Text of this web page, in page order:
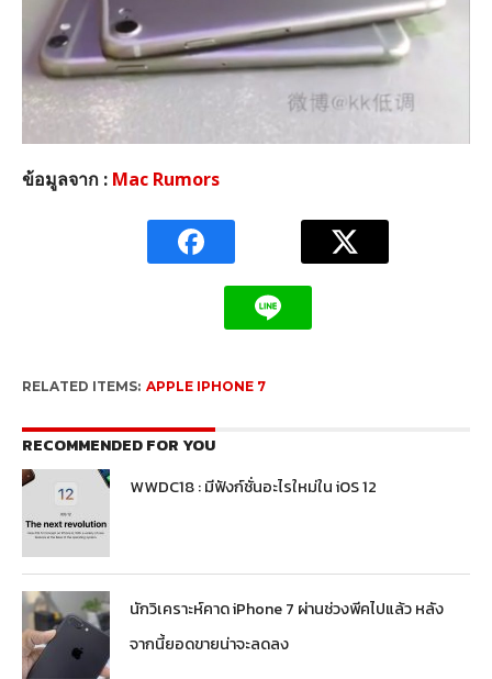
ข้อมูลจาก : Mac Rumors
RELATED ITEMS: APPLE IPHONE 7
RECOMMENDED FOR YOU
WWDC18 : มีฟังก์ชั่นอะไรใหม่ใน iOS 12
นักวิเคราะห์คาด iPhone 7 ผ่านช่วงพีคไปแล้ว หลัง
จากนี้ยอดขายน่าจะลดลง